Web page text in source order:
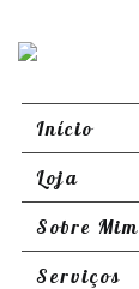
Início
Loja
Sobre Mim
Serviços